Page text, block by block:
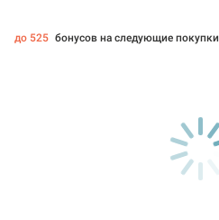
до 525 бонусов на следующие покупки